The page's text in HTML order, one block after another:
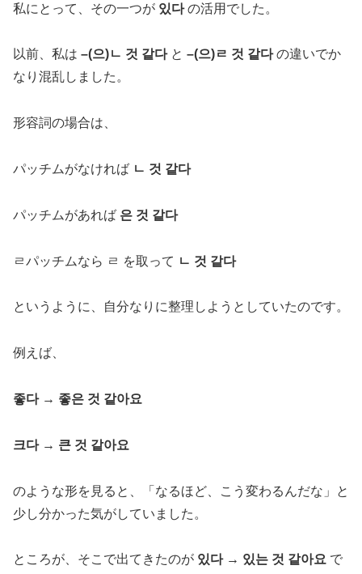
私にとって、その一つが 있다の活用でした。
以前、私は –(으)ㄴ 것 같다と –(으)ㄹ 것 같다の違いでか
なり混乱しました。
形容詞の場合は、
パッチムがなければ ㄴ 것 같다
パッチムがあれば 은 것 같다
ㄹパッチムなら ㄹ を取って ㄴ 것 같다
というように、自分なりに整理しようとしていたのです。
例えば、
좋다 → 좋은 것 같아요
크다 → 큰 것 같아요
のような形を見ると、「なるほど、こう変わるんだな」と
少し分かった気がしていました。
ところが、そこで出てきたのが 있다 → 있는 것 같아요 で